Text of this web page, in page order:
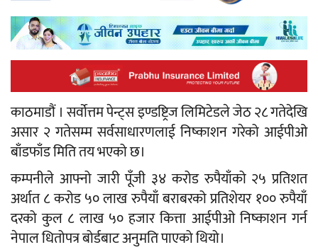
काठमाडौं । सर्वाेत्तम पेन्ट्स इण्डष्ट्रिज लिमिटेडले जेठ २८ गतेदेखि
असार २ गतेसम्म सर्वसाधारणलाई निष्काशन गरेको आईपीओ
बाँडफाँड मिति तय भएको छ।
कम्पनीले आफ्नो जारी पूँजी ३४ करोड रुपैयाँको २५ प्रतिशत
अर्थात ८ करोड ५० लाख रुपैयाँ बराबरको प्रतिशेयर १०० रुपैयाँ
दरको कुल ८ लाख ५० हजार कित्ता आईपीओ निष्काशन गर्न
नेपाल धितोपत्र बोर्डबाट अनुमति पाएको थियो।